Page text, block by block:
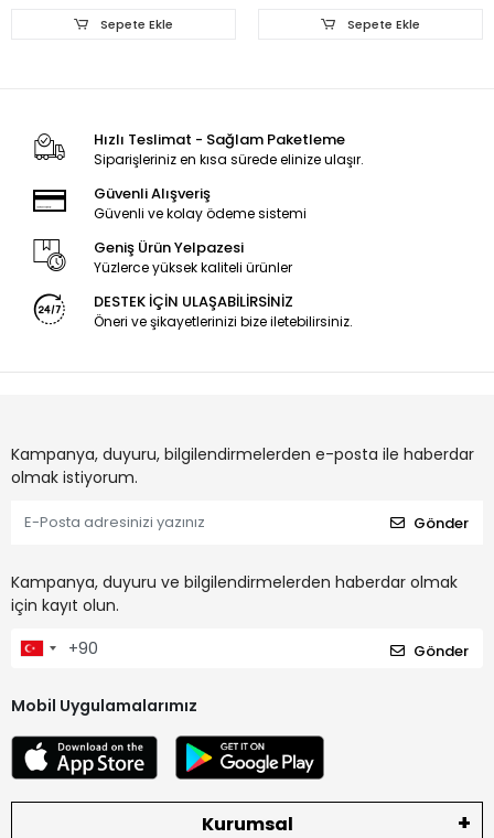
7032LED-MCPCB-R
Sepete Ekle Sepete Ekle
Hızlı Teslimat - Sağlam Paketleme
Siparişleriniz en kısa sürede elinize ulaşır.
Güvenli Alışveriş
Güvenli ve kolay ödeme sistemi
Geniş Ürün Yelpazesi
Yüzlerce yüksek kaliteli ürünler
DESTEK İÇİN ULAŞABİLİRSİNİZ
Öneri ve şikayetlerinizi bize iletebilirsiniz.
Kampanya, duyuru, bilgilendirmelerden e-posta ile haberdar
olmak istiyorum.
Gönder
Kampanya, duyuru ve bilgilendirmelerden haberdar olmak
için kayıt olun.
Gönder
Mobil Uygulamalarımız
Kurumsal